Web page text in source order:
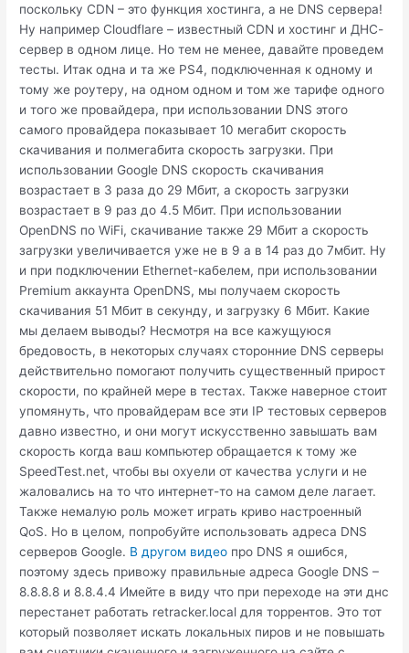
поскольку CDN – это функция хостинга, а не DNS сервера!
Ну например Cloudflare – известный CDN и хостинг и ДНС-
сервер в одном лице. Но тем не менее, давайте проведем
тесты. Итак одна и та же PS4, подключенная к одному и
тому же роутеру, на одном одном и том же тарифе одного
и того же провайдера, при использовании DNS этого
самого провайдера показывает 10 мегабит скорость
скачивания и полмегабита скорость загрузки. При
использовании Google DNS скорость скачивания
возрастает в 3 раза до 29 Мбит, а скорость загрузки
возрастает в 9 раз до 4.5 Мбит. При использовании
OpenDNS по WiFi, скачивание также 29 Мбит а скорость
загрузки увеличивается уже не в 9 а в 14 раз до 7мбит. Ну
и при подключении Ethernet-кабелем, при использовании
Premium аккаунта OpenDNS, мы получаем скорость
скачивания 51 Мбит в секунду, и загрузку 6 Мбит. Какие
мы делаем выводы? Несмотря на все кажущуюся
бредовость, в некоторых случаях сторонние DNS серверы
действительно помогают получить существенный прирост
скорости, по крайней мере в тестах. Также наверное стоит
упомянуть, что провайдерам все эти IP тестовых серверов
давно известно, и они могут искусственно завышать вам
скорость когда ваш компьютер обращается к тому же
SpeedTest.net, чтобы вы охуели от качества услуги и не
жаловались на то что интернет-то на самом деле лагает.
Также немалую роль может играть криво настроенный
QoS. Но в целом, попробуйте использовать адреса DNS
серверов Google. В другом видео про DNS я ошибся,
поэтому здесь привожу правильные адреса Google DNS –
8.8.8.8 и 8.8.4.4 Имейте в виду что при переходе на эти днс
перестанет работать retracker.local для торрентов. Это тот
который позволяет искать локальных пиров и не повышать